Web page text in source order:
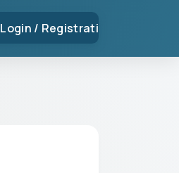
Login / Registrati